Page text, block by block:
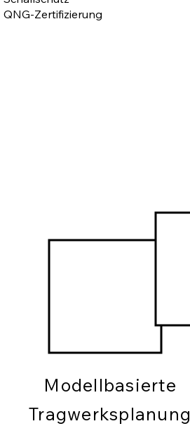
QNG-Zertifizierung
Modellbasierte
Tragwerksplanung